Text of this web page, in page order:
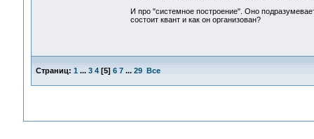
И про "системное построение". Оно
состоит квант и как он организован?
Страниц: 1 ... 3 4[5] 6 7 ... 29 Все